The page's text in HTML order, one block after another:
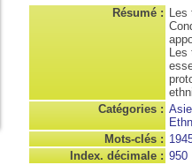
Résumé : Les
Les
Catégories :
Mots-clés :
Index. décimale : 950